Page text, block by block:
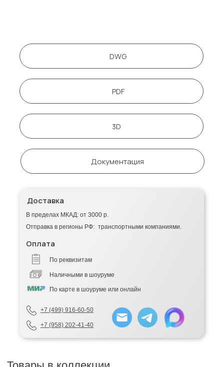
+7 (958) 202-41-40
+7 (499) 916-60-50
По реквизитам
Наличными в шоуруме
По карте в шоуруме или онлайн
Оплата
Доставка
В пределах МКАД: от 3000 р.
Отправка в регионы РФ: транспортными компаниями.
DWG
PDF
3D
Документация